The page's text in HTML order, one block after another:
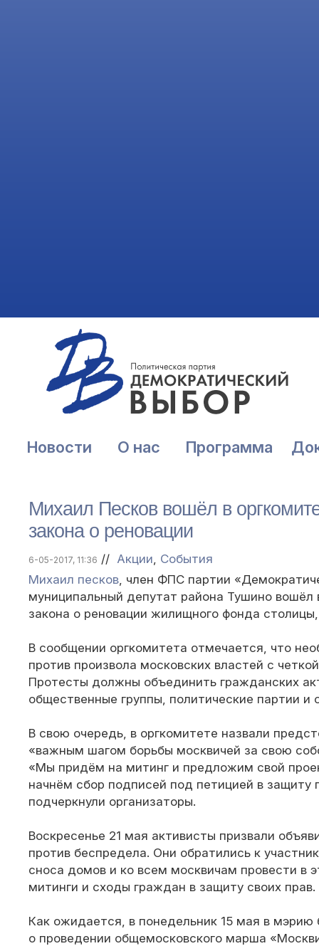
Новости О нас Программа
Михаил Песков вошёл в
закона о реновации
6-05-2017, 11:36 // Акции События
Михаил песков, член ФПС партии
муниципальный депутат района Тушино
закона о реновации жилищного фонда
В сообщении оргкомитета отмечается, что
против произвола московских властей с
Протесты должны объединить гражданских
общественные группы, политические партии и
В свою очередь, в оргкомитете назвали
«важным шагом борьбы москвичей за свою
«Мы придём на митинг и предложим свой
начнём сбор подписей под петицией в защиту
подчеркнули организаторы.
Воскресенье 21 мая активисты призвали
против беспредела. Они обратились к
сноса домов и ко всем москвичам провести в
митинги и сходы граждан в защиту своих прав.
Как ожидается, в понедельник 15 мая в
о проведении общемосковского марша